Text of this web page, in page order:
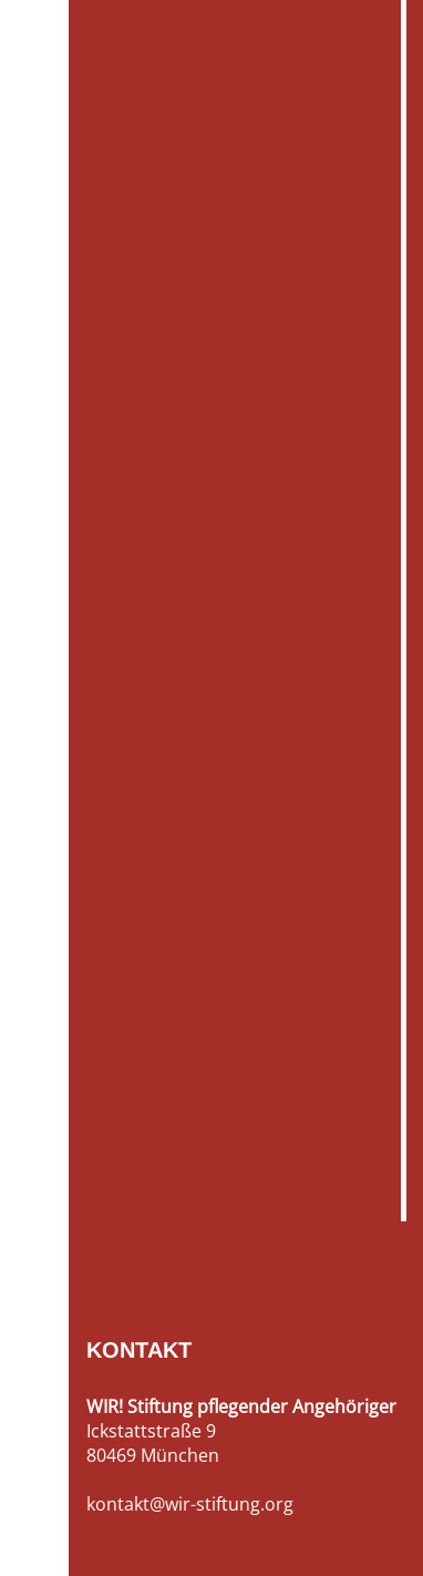
KONTAKT
WIR! Stiftung pflegender Angehöriger
Ickstattstraße 9
80469 München
kontakt@wir-stiftung.org